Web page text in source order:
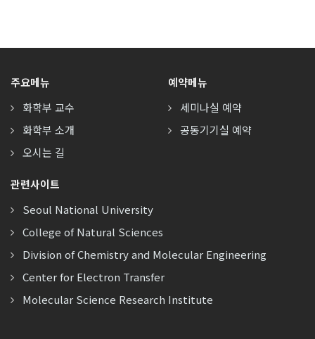
주요메뉴
화학부 교수
화학부 소개
오시는 길
예약메뉴
세미나실 예약
공동기기실 예약
관련사이트
Seoul National University
College of Natural Sciences
Division of Chemistry and Molecular Engineering
Center for Electron Transfer
Molecular Science Research Institute